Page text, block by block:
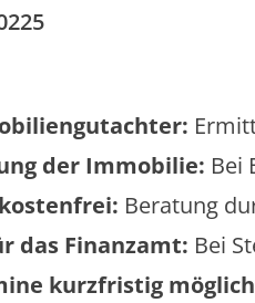
der Immobilie: Bei
Beratung
das Finanzamt: Bei
kurzfristig